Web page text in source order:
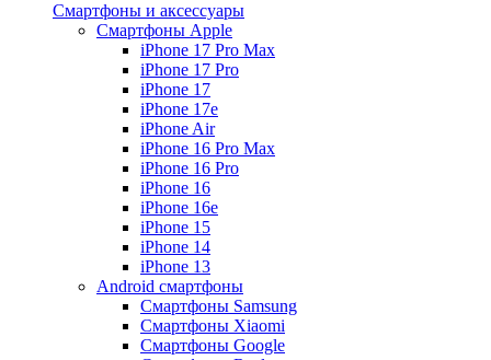
Смартфоны и аксессуары
Смартфоны Apple
iPhone 17 Pro Max
iPhone 17 Pro
iPhone 17
iPhone 17e
iPhone Air
iPhone 16 Pro Max
iPhone 16 Pro
iPhone 16
iPhone 16e
iPhone 15
iPhone 14
iPhone 13
Android cмартфоны
Смартфоны Samsung
Смартфоны Xiaomi
Смартфоны Google